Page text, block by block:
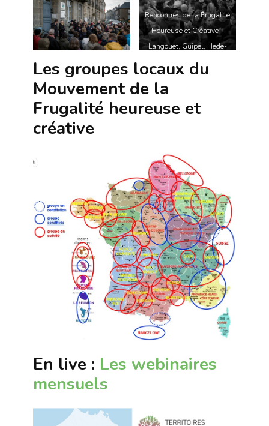
Rencontres de la Frugalité
Heureuse et Créative –
Langouet, Guipel, Hede-
Bazouges, Bretagne –
Photographie : Pierre-Yves
Les groupes locaux du
Mouvement de la
Frugalité heureuse et
créative
En live : Les webinaires
mensuels